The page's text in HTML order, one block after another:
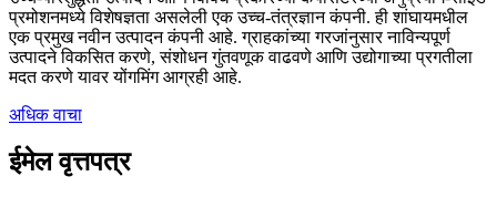
प्रमोशनमध्ये विशेषज्ञता असलेली एक उच्च-तंत्रज्ञान कंपनी. ही शांघायमधील
एक प्रमुख नवीन उत्पादन कंपनी आहे. ग्राहकांच्या गरजांनुसार नाविन्यपूर्ण
उत्पादने विकसित करणे, संशोधन गुंतवणूक वाढवणे आणि उद्योगाच्या प्रगतीला
मदत करणे यावर योंगमिंग आग्रही आहे.
अधिक वाचा
ईमेल वृत्तपत्र